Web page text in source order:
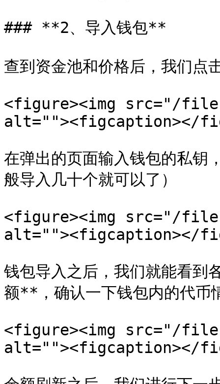
### **2、导入钱包**
查到资金池和价格后，我们点
<figure><img src="/files/
alt=""><figcaption></
在弹出的页面输入钱包的私钥
般导入几十个就可以了）
<figure><img src="/files/
alt=""><figcaption></
钱包导入之后，我们就能看到
额**，确认一下钱包内的代币
<figure><img src="/files/
alt=""><figcaption></